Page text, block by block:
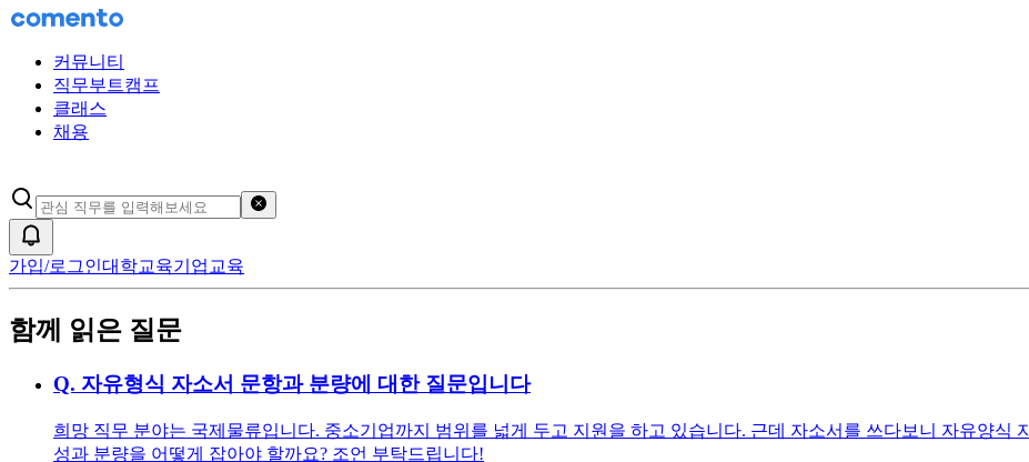
커뮤니티
직무부트캠프
클래스
채용
가입/로그인대학교육기업교육
함께 읽은 질문
Q. 자유형식 자소서 문항과 분량에 대한 질문입니다
희망 직무 분야는 국제물류입니다. 중소기업까지 범위를 넓게 두고 지원을 하고 있습니다. 근데 자소서를 쓰다보니 자유양식
성과 분량을 어떻게 잡아야 할까요? 조언 부탁드립니다!